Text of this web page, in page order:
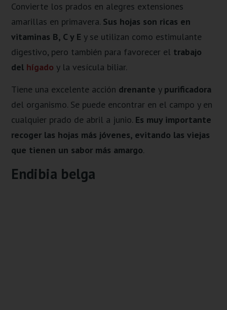
Convierte los prados en alegres extensiones
amarillas en primavera. Sus hojas son ricas en
vitaminas B, C y E y se utilizan como estimulante
digestivo, pero también para favorecer el trabajo
del hígado y la vesícula biliar.
Tiene una excelente acción drenante y purificadora
del organismo. Se puede encontrar en el campo y en
cualquier prado de abril a junio. Es muy importante
recoger las hojas más jóvenes, evitando las viejas
que tienen un sabor más amargo.
Endibia belga